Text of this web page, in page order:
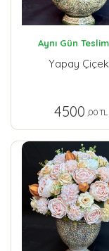
Aynı Gün
Yapay Çiçek
4500 ,00 TL